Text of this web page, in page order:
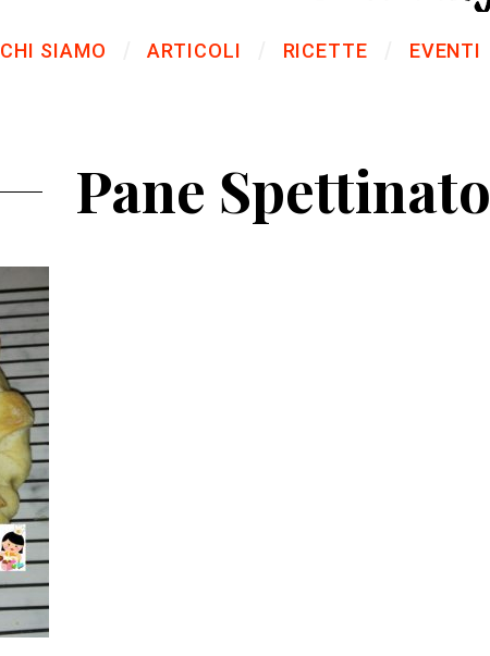
CHI SIAMO ARTICOLI RICETTE EVENTI
Pane Spettinato